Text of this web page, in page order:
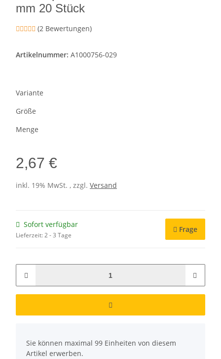
mm 20 Stück
(2 Bewertungen)
Artikelnummer: A1000756-029
Variante
Größe
Menge
2,67 €
inkl. 19% MwSt. , zzgl. Versand
Sofort verfügbar
Lieferzeit:2 - 3 Tage
Frage
Sie können maximal 99 Einheiten von diesem
Artikel erwerben.